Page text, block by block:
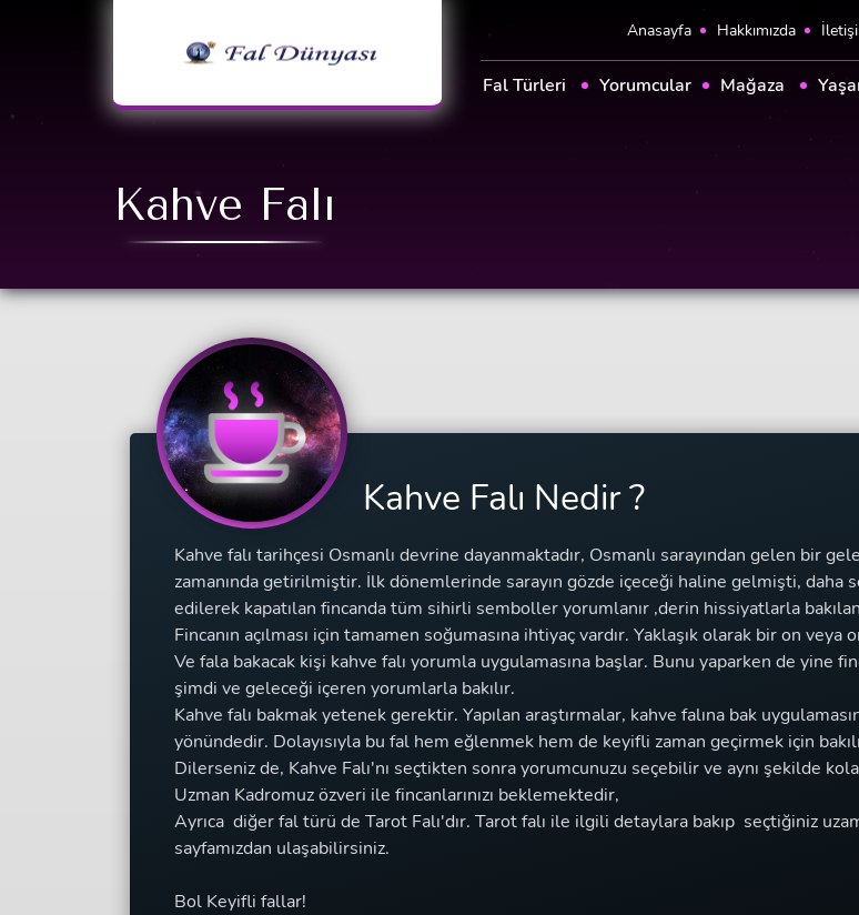
Anasayfa Hakkımızda
Fal Türleri Yorumcular Mağaza
Kahve Falı
Kahve Falı Nedir ?
Kahve falı tarihçesi Osmanlı devrine dayanmaktadır, Osmanlı sarayından gelen bir
zamanında getirilmiştir. İlk dönemlerinde sarayın gözde içeceği haline gelmişti, daha
edilerek kapatılan fincanda tüm sihirli semboller yorumlanır ,derin hissiyatlarla
Fincanın açılması için tamamen soğumasına ihtiyaç vardır. Yaklaşık olarak bir on
Ve fala bakacak kişi kahve falı yorumla uygulamasına başlar. Bunu yaparken de yine
şimdi ve geleceği içeren yorumlarla bakılır.
Kahve falı bakmak yetenek gerektir. Yapılan araştırmalar, kahve falına bak
yönündedir. Dolayısıyla bu fal hem eğlenmek hem de keyifli zaman geçirmek için
Dilerseniz de, Kahve Falı'nı seçtikten sonra yorumcunuzu seçebilir ve aynı şekilde
Uzman Kadromuz özveri ile fincanlarınızı beklemektedir,
Ayrıca diğer fal türü de Tarot Falı'dır. Tarot falı ile ilgili detaylara bakıp seçtiğiniz
sayfamızdan ulaşabilirsiniz.
Bol Keyifli fallar!